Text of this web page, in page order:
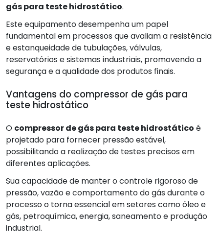
gás para teste hidrostático.
Este equipamento desempenha um papel
fundamental em processos que avaliam a resistência
e estanqueidade de tubulações, válvulas,
reservatórios e sistemas industriais, promovendo a
segurança e a qualidade dos produtos finais.
Vantagens do compressor de gás para
teste hidrostático
O compressor de gás para teste hidrostático é
projetado para fornecer pressão estável,
possibilitando a realização de testes precisos em
diferentes aplicações.
Sua capacidade de manter o controle rigoroso de
pressão, vazão e comportamento do gás durante o
processo o torna essencial em setores como óleo e
gás, petroquímica, energia, saneamento e produção
industrial.